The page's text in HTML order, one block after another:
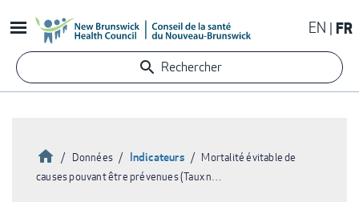
au
contenu
principal
EN FR
Rechercher
Accueil
Données Indicateurs
Mortalité évitable de
causes pouvant être prévenues (Taux n…